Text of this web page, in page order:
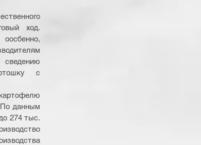
ход.
с
По данным
274 тыс.